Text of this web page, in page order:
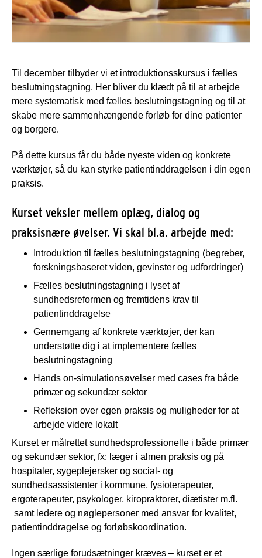
Til december tilbyder vi et introduktionsskursus i fælles
beslutningstagning. Her bliver du klædt på til at arbejde
mere systematisk med fælles beslutningstagning og til at
skabe mere sammenhængende forløb for dine patienter
og borgere.
På dette kursus får du både nyeste viden og konkrete
værktøjer, så du kan styrke patientinddragelsen i din egen
praksis.
Kurset veksler mellem oplæg, dialog og
praksisnære øvelser. Vi skal bl.a. arbejde med:
Introduktion til fælles beslutningstagning (begreber,
forskningsbaseret viden, gevinster og udfordringer)
Fælles beslutningstagning i lyset af
sundhedsreformen og fremtidens krav til
patientinddragelse
Gennemgang af konkrete værktøjer, der kan
understøtte dig i at implementere fælles
beslutningstagning
Hands on-simulationsøvelser med cases fra både
primær og sekundær sektor
Refleksion over egen praksis og muligheder for at
arbejde videre lokalt
Kurset er målrettet sundhedsprofessionelle i både primær
og sekundær sektor, fx: læger i almen praksis og på
hospitaler, sygeplejersker og social- og
sundhedsassistenter i kommune, fysioterapeuter,
ergoterapeuter, psykologer, kiropraktorer, diætister m.fl.
samt ledere og nøglepersoner med ansvar for kvalitet,
patientinddragelse og forløbskoordination.
Ingen særlige forudsætninger kræves – kurset er et